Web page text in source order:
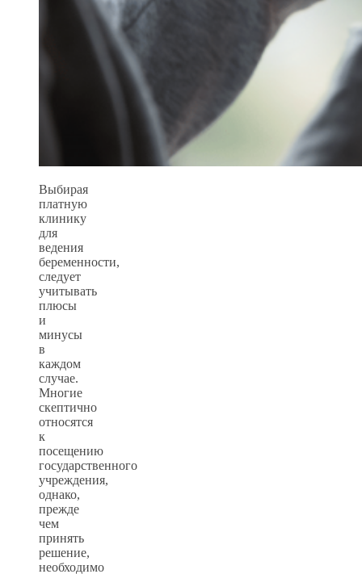
Выбирая
платную
клинику
для
ведения
беременности,
следует
учитывать
плюсы
и
минусы
в
каждом
случае.
Многие
скептично
относятся
к
посещению
государственного
учреждения,
однако,
прежде
чем
принять
решение,
необходимо